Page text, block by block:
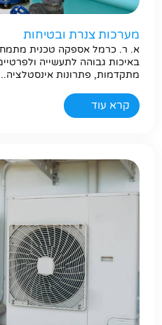
מערכות צנרת ובטיחות
א. ר. כרמל אספקה טכנית מתמחה
באיכות גבוהה לתעשייה
מתקדמות, פתרונות
קרא עוד